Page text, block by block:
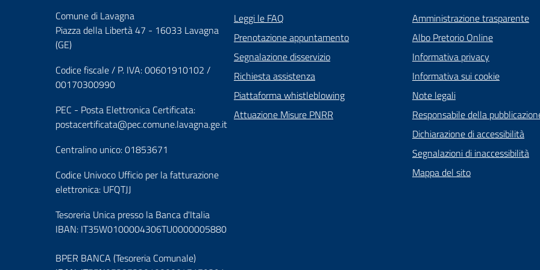
Comune di Lavagna
Piazza della Libertà 47 - 16033 Lavagna
(GE)
Codice fiscale / P. IVA: 00601910102 /
00170300990
PEC - Posta Elettronica Certificata:
postacertificata@pec.comune.lavagna.ge.it
Centralino unico: 01853671
Codice Univoco Ufficio per la fatturazione
elettronica: UFQTJJ
Leggi le FAQ
Prenotazione appuntamento
Segnalazione disservizio
Richiesta assistenza
Piattaforma whistleblowing
Attuazione Misure PNRR
Amministrazione trasparente
Albo Pretorio Online
Informativa privacy
Informativa sui cookie
Note legali
Responsabile della
Dichiarazione di accessibilità
Segnalazioni di inaccessibilità
Mappa del sito
Tesoreria Unica presso la Banca d'Italia
IBAN: IT35W0100004306TU0000005880
BPER BANCA (Tesoreria Comunale)